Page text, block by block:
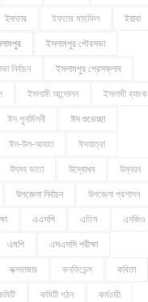
ইফতার ইফতার মাহফিল ইয়াবা
ইসলামপুর পৌরসভা
নির্বাচন ইসলামপুর প্রেসক্লাব
ইসলামী আন্দোলন ইসলামী ব্যাংক
ঈদ পুনর্মিলনী ঈদ শুভেচ্ছা
ঈদ-উল-আযহা ঈদযাত্রা
উৎসব ভাতা উদ্বোধন উন্নয়ন
উপজেলা নির্বাচন উপজেলা প্রশাসন
এএসপি এতিম এনজিও
এমপি এসএসসি পরীক্ষা
কক্সবাজার কনফিডেন্স কবিতা
কমিটি গঠন কর্মচারী